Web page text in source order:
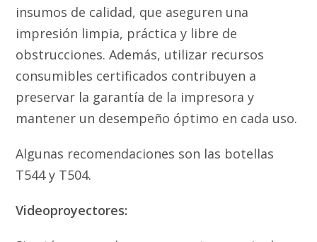
insumos de calidad, que aseguren una
impresión limpia, práctica y libre de
obstrucciones. Además, utilizar recursos
consumibles certificados contribuyen a
preservar la garantía de la impresora y
mantener un desempeño óptimo en cada uso.
Algunas recomendaciones son las botellas
T544 y T504.
Videoproyectores: